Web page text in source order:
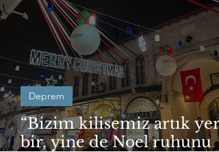
“Bizim kilisemiz artık
bir, yine de Noel ruhunu
Deprem